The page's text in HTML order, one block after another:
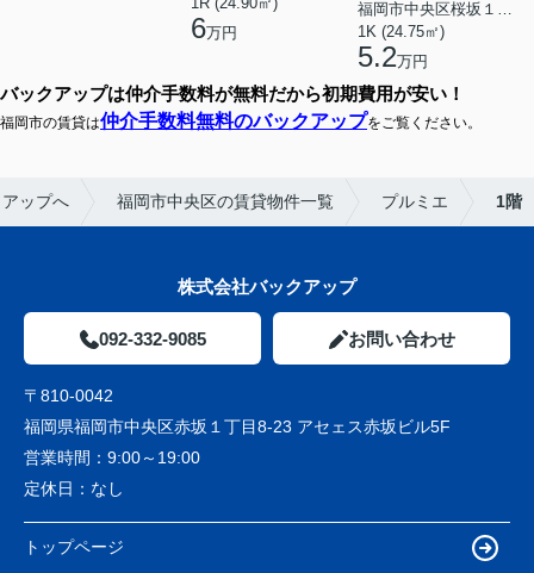
6万円
1K (24.75㎡)
5.2万円
バックアップは仲介手数料が無料だから初期費用が安い！
福岡市の賃貸は仲介手数料無料のバックアップをご覧ください。
ップへ 福岡市中央区の賃貸物件一覧 プルミエ 1階
株式会社バックアップ
092-332-9085 お問い合わせ
〒810-0042
福岡県福岡市中央区赤坂１丁目8-23 アセェス赤坂ビル5F
営業時間： 9:00～19:00
定休日： なし
トップページ